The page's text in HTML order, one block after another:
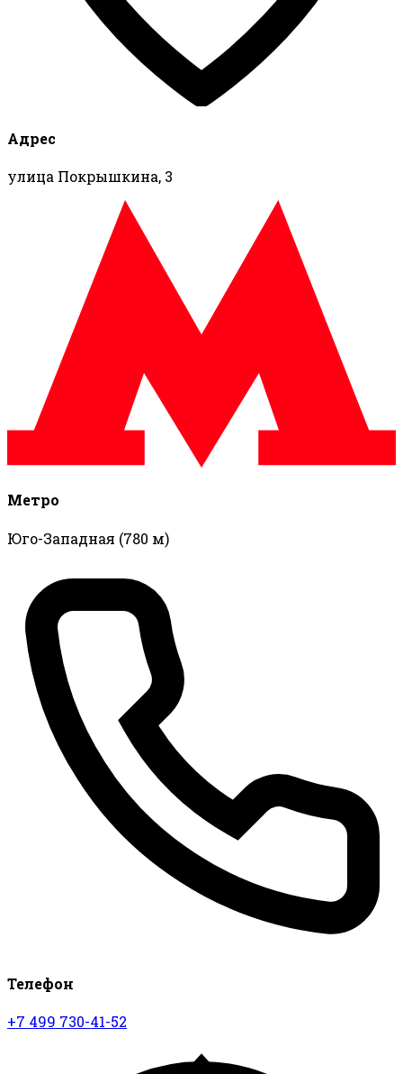
Адрес
улица Покрышкина, 3
Метро
Юго-Западная (780 м)
Телефон
+7 499 730-41-52